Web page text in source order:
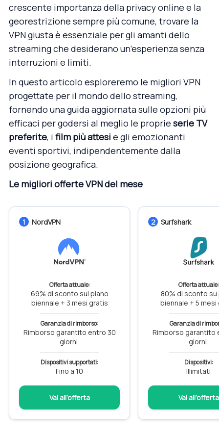
crescente importanza della privacy online e la
georestrizione sempre più comune, trovare la
VPN giusta è essenziale per gli amanti dello
streaming che desiderano un’esperienza senza
interruzioni e limiti.
In questo articolo esploreremo le migliori VPN
progettate per il mondo dello streaming,
fornendo una guida aggiornata sulle opzioni più
efficaci per godersi al meglio le proprie serie TV
preferite, i film più attesi e gli emozionanti
eventi sportivi, indipendentemente dalla
posizione geografica.
Le migliori offerte VPN del mese
1 NordVPN
Offerta attuale:
69% di sconto sul piano
biennale + 3 mesi gratis
Garanzia di rimborso:
Rimborso garantito entro 30
giorni.
Dispositivi supportati:
Fino a 10
Vai all’offerta
2 Surfshark
Offerta attuale:
80% di sconto su
biennale + 5
Garanzia di
Rimborso garantito
giorni.
Dispositivi:
Illimitati
Vai all’offerta